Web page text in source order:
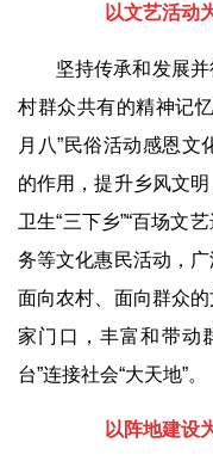
以文艺活动
坚持传承和发展
村群众共有的精神记
月八”民俗活动感恩文
的作用，提升乡风文
卫生“三下乡”“百场文
务等文化惠民活动，
面向农村、面向群众
家门口，丰富和带动
台”连接社会“大天地”。
以阵地建设